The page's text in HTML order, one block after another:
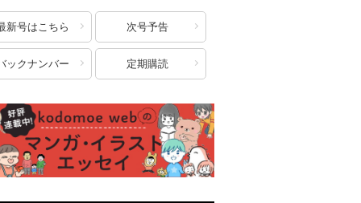
新号はこちら 次号予告
ックナンバー 定期購読